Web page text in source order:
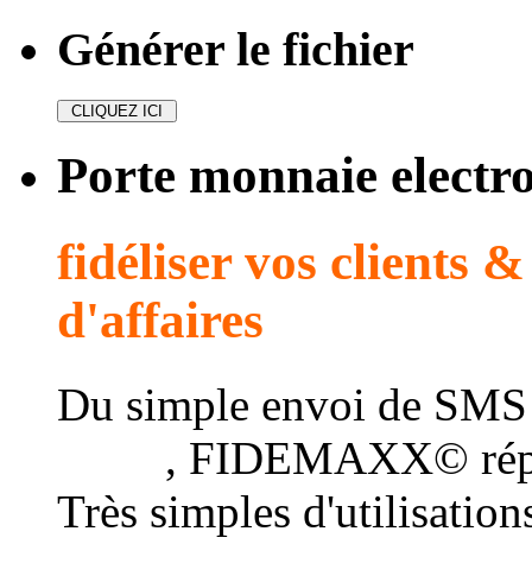
Générer le fichier
Porte monnaie
fidéliser vos clients
d'affaires
Du simple envoi de
, FIDEMAXX©
Très simples